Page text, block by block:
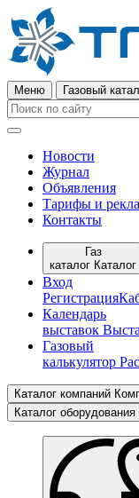
Меню Газовый
Новости
Журнал
Объявления
Тарифы и
Контакты
Газ
каталог Каталог
Вход
Регистрация
Календарь
выставок
Газовый
калькулятор
Каталог компаний
Каталог оборудования